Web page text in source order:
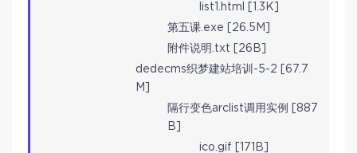
list1.html [1.3K]
第五课.exe [26.5M]
附件说明.txt [26B]
dedecms织梦建站培训-5-2 [67.7
M]
隔行变色arclist调用实例 [887
B]
ico.gif [171B]